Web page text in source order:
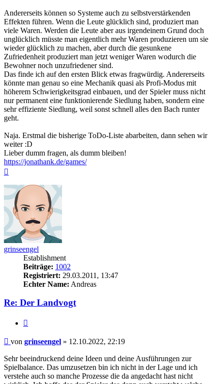
Andererseits können so Systeme auch zu selbstverstärkenden
Effekten führen. Wenn die Leute glücklich sind, produziert man
viele Waren. Werden die Leute aber aus irgendeinem Grund doch
unglücklich müsste man eigentlich mehr Waren produzieren um sie
wieder glücklich zu machen, aber durch die gesunkene
Zufriedenheit produziert man jetzt weniger Waren wodurch die
Bewohner noch unzufriedener sind.
Das finde ich auf den ersten Blick etwas fragwürdig. Andererseits
könnte man genau so eine Mechanik quasi als Profi-Modus mit
höherem Schwierigkeitsgrad einbauen, und der Spieler muss nicht
nur permanent eine funktionierende Siedlung haben, sondern eine
sehr effiziente Siedlung, weil sonst schnell alles den Bach runter
geht.
Naja. Erstmal die bisherige ToDo-Liste abarbeiten, dann sehen wir
weiter :D
Lieber dumm fragen, als dumm bleiben!
https://jonathank.de/games/
grinseengel
Establishment
Beiträge: 1002
Registriert: 29.03.2011, 13:47
Echter Name: Andreas
Re: Der Landvogt
Beitrag
von grinseengel » 12.10.2022, 22:19
Sehr beeindruckend deine Ideen und deine Ausführungen zur
Spielbalance. Das umzusetzen bin ich nicht in der Lage und ich
verstehe auch so manche Prozesse die da angedacht hast nicht